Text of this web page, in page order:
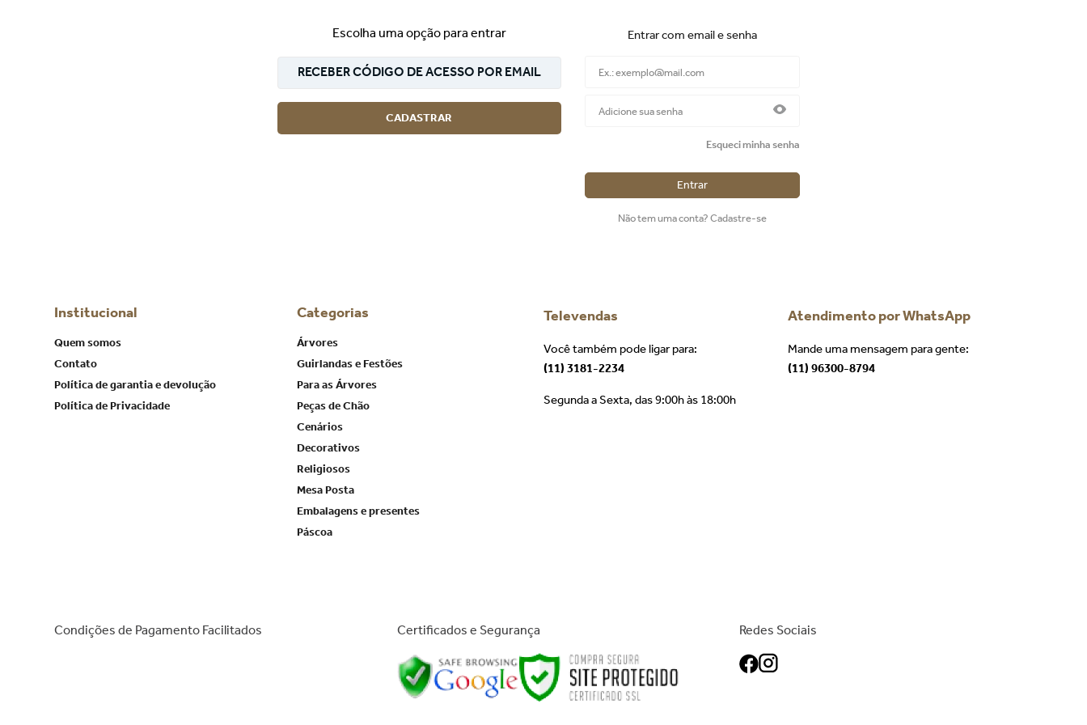
Escolha uma opção para entrar
RECEBER CÓDIGO DE ACESSO POR EMAIL
CADASTRAR
Entrar com email e senha
Esqueci minha senha
Entrar
Não tem uma conta? Cadastre-se
Institucional
Quem somos
Contato
Política de garantia e devolução
Política de Privacidade
Categorias
Árvores
Guirlandas e Festões
Para as Árvores
Peças de Chão
Cenários
Decorativos
Religiosos
Mesa Posta
Embalagens e presentes
Páscoa
Televendas
Você também pode ligar para:
(11) 3181-2234
Segunda a Sexta, das 9:00h às 18:00h
Atendimento por WhatsApp
Mande uma mensagem para gente:
(11) 96300-8794
Condições de Pagamento Facilitados Certificados e Segurança Redes Sociais